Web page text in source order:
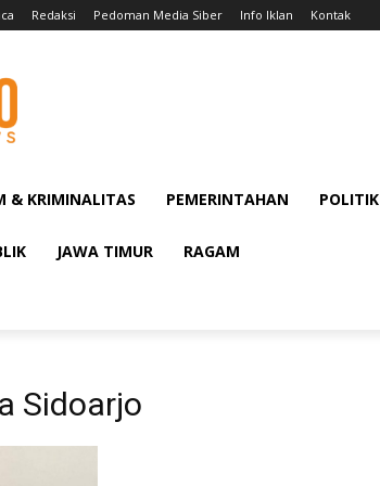
Redaksi Pedoman Media Siber Info Iklan Kontak
& KRIMINALITAS PEMERINTAHAN POLITIK
JAWA TIMUR RAGAM
Sidoarjo